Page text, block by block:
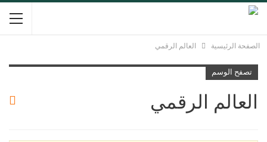
الصفحة الرئيسية العالم الرقمي
تصفح الوسم
العالم الرقمي